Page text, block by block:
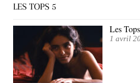
LES TOPS 5
Les
1 avril